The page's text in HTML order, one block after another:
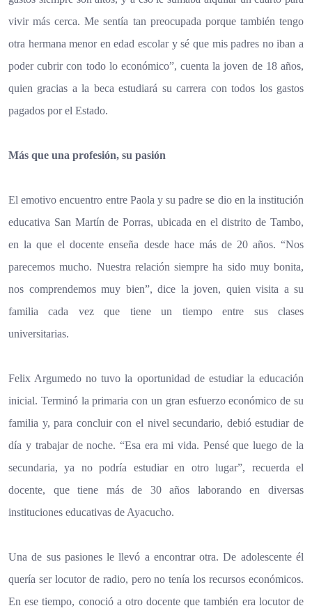
vivir más cerca. Me sentía tan preocupada porque también tengo
otra hermana menor en edad escolar y sé que mis padres no iban a
poder cubrir con todo lo económico”, cuenta la joven de 18 años,
quien gracias a la beca estudiará su carrera con todos los gastos
pagados por el Estado.
Más que una profesión, su pasión
El emotivo encuentro entre Paola y su padre se dio en la institución
educativa San Martín de Porras, ubicada en el distrito de Tambo,
en la que el docente enseña desde hace más de 20 años. “Nos
parecemos mucho. Nuestra relación siempre ha sido muy bonita,
nos comprendemos muy bien”, dice la joven, quien visita a su
familia cada vez que tiene un tiempo entre sus clases
universitarias.
Felix Argumedo no tuvo la oportunidad de estudiar la educación
inicial. Terminó la primaria con un gran esfuerzo económico de su
familia y, para concluir con el nivel secundario, debió estudiar de
día y trabajar de noche. “Esa era mi vida. Pensé que luego de la
secundaria, ya no podría estudiar en otro lugar”, recuerda el
docente, que tiene más de 30 años laborando en diversas
instituciones educativas de Ayacucho.
Una de sus pasiones le llevó a encontrar otra. De adolescente él
quería ser locutor de radio, pero no tenía los recursos económicos.
En ese tiempo, conoció a otro docente que también era locutor de